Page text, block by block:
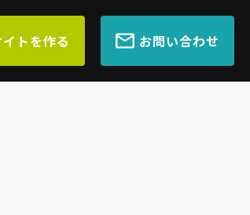
トを作る お問い合わせ